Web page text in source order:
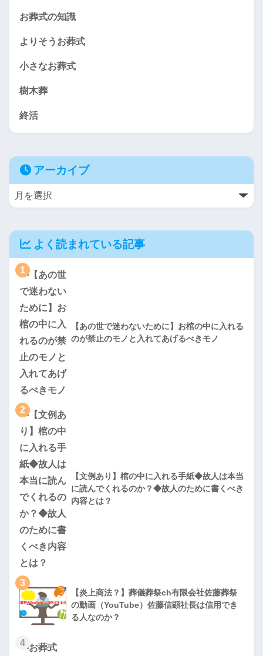
お葬式の知識
よりそうお葬式
小さなお葬式
樹木葬
終活
アーカイブ
よく読まれている記事
1
【あの世で迷わないために】お棺の中に入れる
のが禁止のモノと入れてあげるべきモノ
2
【文例あり】棺の中に入れる手紙◆故人は本当
に読んでくれるのか？◆故人のために書くべき
内容とは？
3
【炎上商法？】葬儀葬祭ch有限会社佐藤葬祭
の動画（YouTube）佐藤信顕社長は信用でき
る人なのか？
4